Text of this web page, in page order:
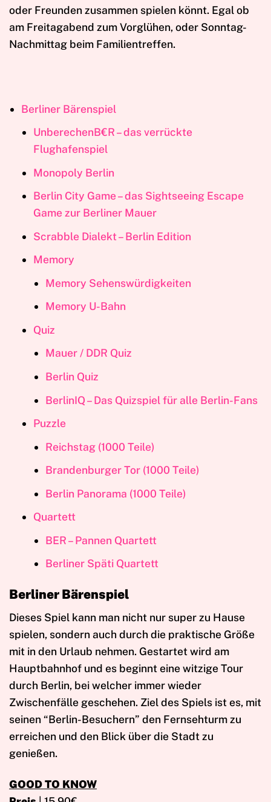
oder Freunden zusammen spielen könnt. Egal ob
am Freitagabend zum Vorglühen, oder Sonntag-
Nachmittag beim Familientreffen.
Berliner Bärenspiel
UnberechenB€R – das verrückte
Flughafenspiel
Monopoly Berlin
Berlin City Game – das Sightseeing Escape
Game zur Berliner Mauer
Scrabble Dialekt – Berlin Edition
Memory
Memory Sehenswürdigkeiten
Memory U-Bahn
Quiz
Mauer / DDR Quiz
Berlin Quiz
BerlinIQ – Das Quizspiel für alle Berlin-Fans
Puzzle
Reichstag (1000 Teile)
Brandenburger Tor (1000 Teile)
Berlin Panorama (1000 Teile)
Quartett
BER – Pannen Quartett
Berliner Späti Quartett
Berliner Bärenspiel
Dieses Spiel kann man nicht nur super zu Hause
spielen, sondern auch durch die praktische Größe
mit in den Urlaub nehmen. Gestartet wird am
Hauptbahnhof und es beginnt eine witzige Tour
durch Berlin, bei welcher immer wieder
Zwischenfälle geschehen. Ziel des Spiels ist es, mit
seinen “Berlin-Besuchern” den Fernsehturm zu
erreichen und den Blick über die Stadt zu
genießen.
GOOD TO KNOW